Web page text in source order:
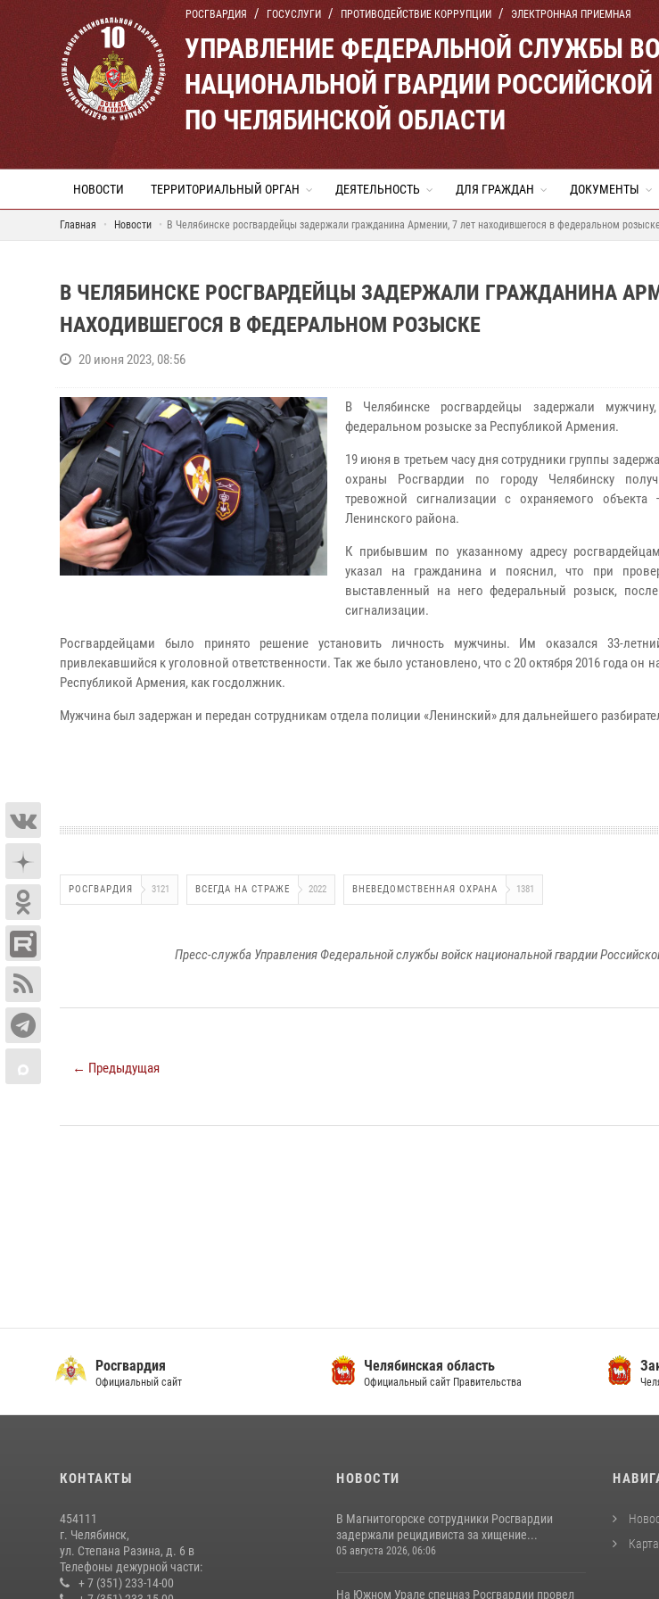
РОСГВАРДИЯ ГОСУСЛУГИ ПРОТИВОДЕЙСТВИЕ КОРРУПЦИИ ЭЛЕКТРОННАЯ ПРИЕМНАЯ
УПРАВЛЕНИЕ ФЕДЕРАЛЬНОЙ СЛУЖБЫ
НАЦИОНАЛЬНОЙ ГВАРДИИ
ПО ЧЕЛЯБИНСКОЙ ОБЛАСТИ
НОВОСТИ ТЕРРИТОРИАЛЬНЫЙ ОРГАН ДЕЯТЕЛЬНОСТЬ ДЛЯ ГРАЖДАН ДОКУМЕНТЫ
Главная Новости В Челябинске росгвардейцы задержали гражданина Армении, 7 лет находившегося в федеральном розыске
В ЧЕЛЯБИНСКЕ РОСГВАРДЕЙЦЫ ЗАДЕРЖАЛИ ГРАЖДАНИНА
НАХОДИВШЕГОСЯ В ФЕДЕРАЛЬНОМ РОЗЫСКЕ
20 июня 2023, 08:56
В Челябинске росгвардейцы задержали
федеральном розыске за Республикой Армения.
19 июня в третьем часу дня сотрудники группы
охраны Росгвардии по городу Челябинску
тревожной сигнализации с охраняемого
Ленинского района.
К прибывшим по указанному адресу
указал на гражданина и пояснил, что при
выставленный на него федеральный розыск,
сигнализации.
Росгвардейцами было принято решение установить личность мужчины. Им оказался 33-
привлекавшийся к уголовной ответственности. Так же было установлено, что с 20 октября 2016 года он
Республикой Армения, как госдолжник.
Мужчина был задержан и передан сотрудникам отдела полиции «Ленинский» для дальнейшего
РОСГВАРДИЯ 3121 ВСЕГДА НА СТРАЖЕ 2022 ВНЕВЕДОМСТВЕННАЯ ОХРАНА 1381
Пресс-служба Управления Федеральной службы войск национальной гвардии
← Предыдущая
Росгвардия
Официальный сайт
Челябинская область
Официальный сайт Правительства
КОНТАКТЫ
454111
г. Челябинск,
ул. Степана Разина, д. 6 в
Телефоны дежурной части:
+ 7 (351) 233-14-00
НОВОСТИ
В Магнитогорске сотрудники Росгвардии
задержали рецидивиста за хищение...
05 августа 2026, 06:06
На Южном Урале спецназ Росгвардии провел